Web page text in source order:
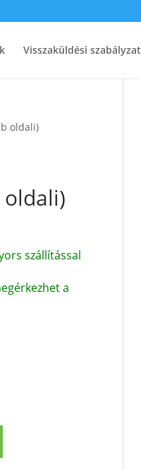
Visszaküldési szabályzat
oldali)
szállítással
a